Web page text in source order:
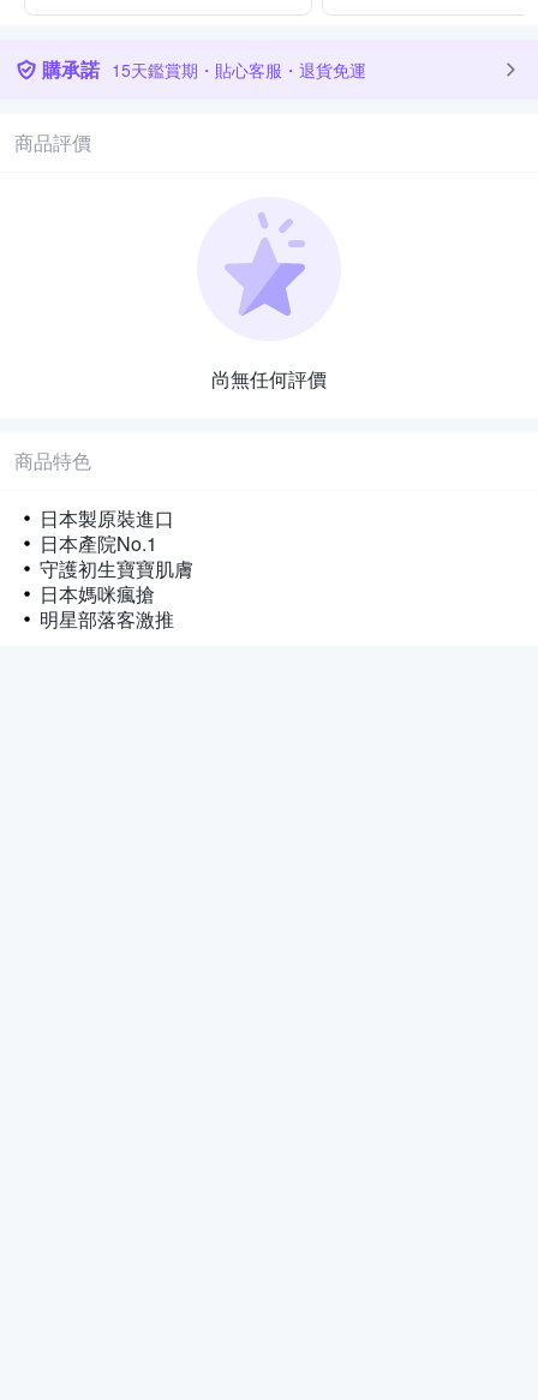
購承諾 15天鑑賞期・貼心客服・退貨免運
商品評價
尚無任何評價
商品特色
日本製原裝進口
日本產院No.1
守護初生寶寶肌膚
日本媽咪瘋搶
明星部落客激推